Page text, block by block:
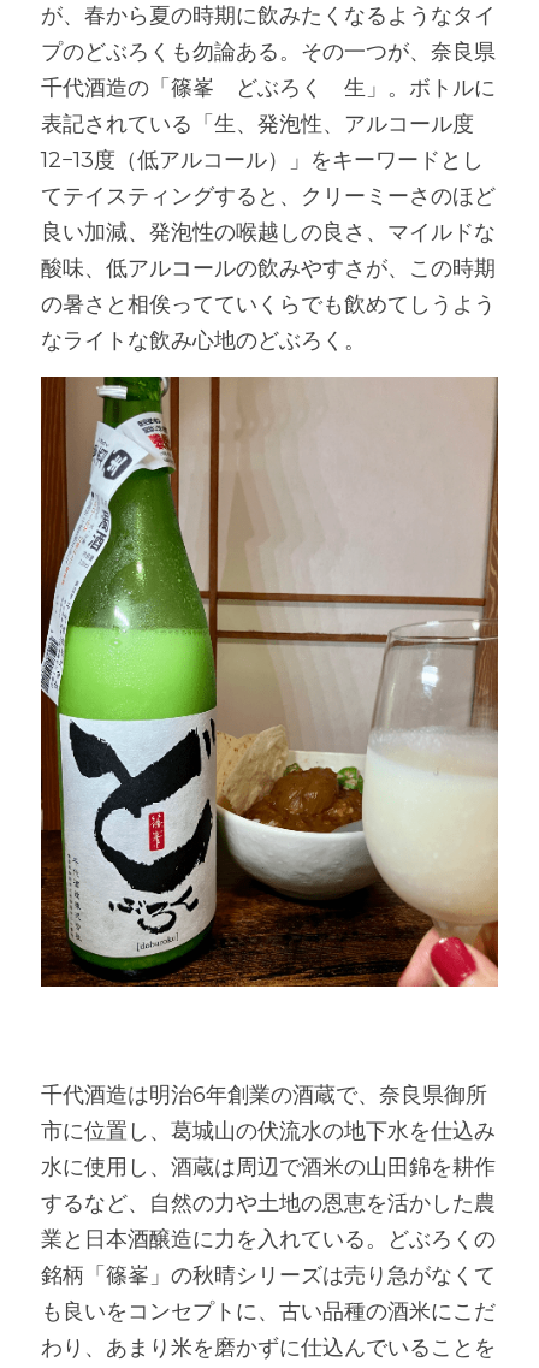
が、春から夏の時期に飲みたくなるようなタイ
プのどぶろくも勿論ある。その一つが、奈良県
千代酒造の「篠峯　どぶろく　生」。ボトルに
表記されている「生、発泡性、アルコール度
12−13度（低アルコール）」をキーワードとし
てテイスティングすると、クリーミーさのほど
良い加減、発泡性の喉越しの良さ、マイルドな
酸味、低アルコールの飲みやすさが、この時期
の暑さと相俟ってていくらでも飲めてしうよう
なライトな飲み心地のどぶろく。
千代酒造は明治6年創業の酒蔵で、奈良県御所
市に位置し、葛城山の伏流水の地下水を仕込み
水に使用し、酒蔵は周辺で酒米の山田錦を耕作
するなど、自然の力や土地の恩恵を活かした農
業と日本酒醸造に力を入れている。どぶろくの
銘柄「篠峯」の秋晴シリーズは売り急がなくて
も良いをコンセプトに、古い品種の酒米にこだ
わり、あまり米を磨かずに仕込んでいることを